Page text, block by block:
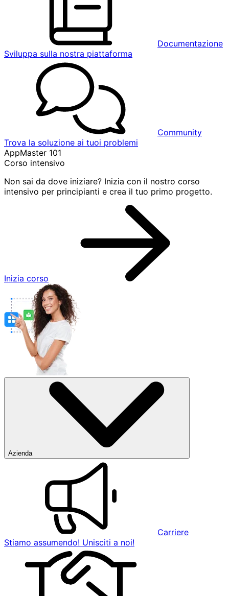
Documentazione
Sviluppa sulla nostra piattaforma
Community
Trova la soluzione ai tuoi problemi
AppMaster 101
Corso intensivo
Non sai da dove iniziare? Inizia con il nostro corso
intensivo per principianti e crea il tuo primo progetto.
Inizia corso
Azienda
Carriere
Stiamo assumendo! Unisciti a noi!